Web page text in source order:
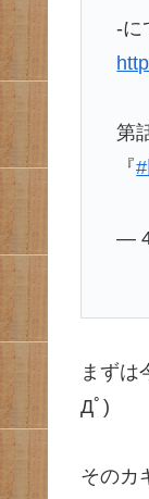
-に
第
『
— 4
まずは
Дﾟ)
そのカ